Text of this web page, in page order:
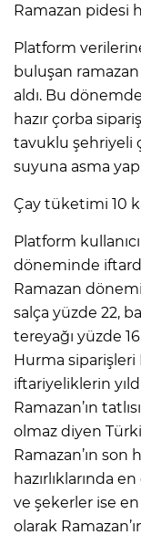
Ramazan pidesi
Platform
buluşan
aldı. Bu
hazır çorba
tavuklu şehriyeli
suyuna asma
Çay tüketimi 10
Platform
döneminde
Ramazan
salça yüzde 22,
tereyağı yüzde
Hurma
iftariyeliklerin
Ramazan’ın
olmaz diyen
Ramazan’ın son
hazırlıklarında
ve şekerler ise
olarak